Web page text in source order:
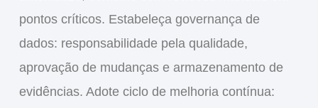
pontos críticos. Estabeleça governança de
dados: responsabilidade pela qualidade,
aprovação de mudanças e armazenamento de
evidências. Adote ciclo de melhoria contínua: